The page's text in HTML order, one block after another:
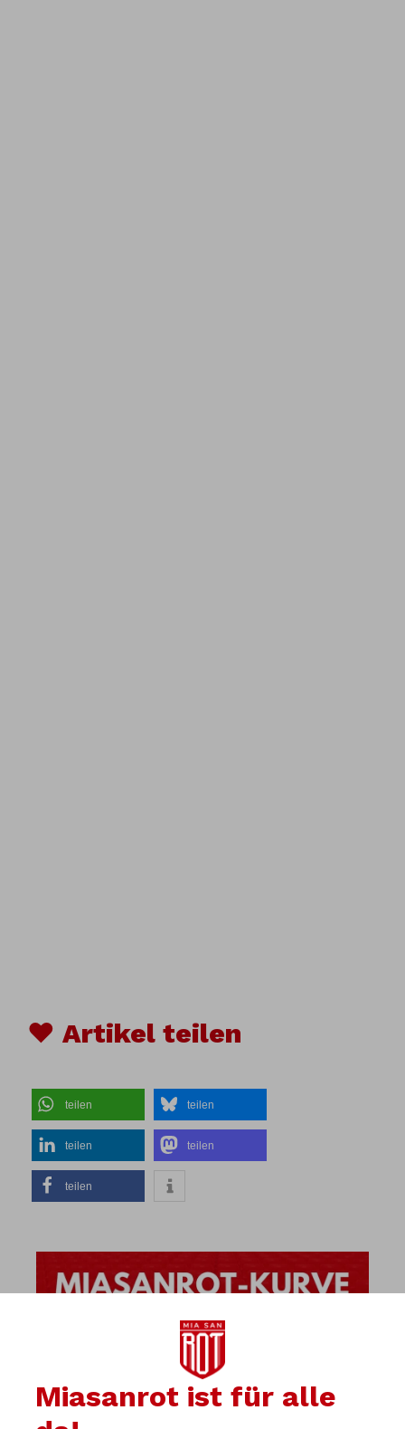
♥ Artikel teilen
teilen teilen
teilen teilen
teilen
Miasanrot ist für alle